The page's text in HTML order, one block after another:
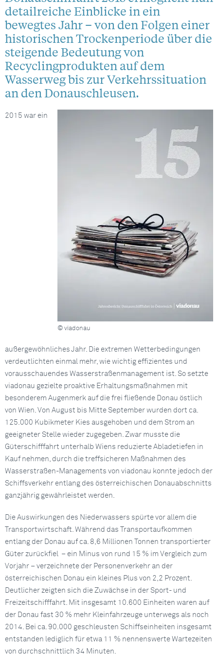
detailreiche Einblicke in ein
bewegtes Jahr – von den Folgen einer
historischen Trockenperiode über die
steigende Bedeutung von
Recyclingprodukten auf dem
Wasserweg bis zur Verkehrssituation
an den Donauschleusen.
© viadonau
2015 war ein
außergewöhnliches Jahr. Die extremen Wetterbedingungen
verdeutlichten einmal mehr, wie wichtig effizientes und
vorausschauendes Wasserstraßenmanagement ist. So setzte
viadonau gezielte proaktive Erhaltungsmaßnahmen mit
besonderem Augenmerk auf die frei fließende Donau östlich
von Wien. Von August bis Mitte September wurden dort ca.
125.000 Kubikmeter Kies ausgehoben und dem Strom an
geeigneter Stelle wieder zugegeben. Zwar musste die
Güterschifffahrt unterhalb Wiens reduzierte Abladetiefen in
Kauf nehmen, durch die treffsicheren Maßnahmen des
Wasserstraßen-Managements von viadonau konnte jedoch der
Schiffsverkehr entlang des österreichischen Donauabschnitts
ganzjährig gewährleistet werden.
Die Auswirkungen des Niederwassers spürte vor allem die
Transportwirtschaft. Während das Transportaufkommen
entlang der Donau auf ca. 8,6 Millionen Tonnen transportierter
Güter zurückfiel – ein Minus von rund 15 % im Vergleich zum
Vorjahr – verzeichnete der Personenverkehr an der
österreichischen Donau ein kleines Plus von 2,2 Prozent.
Deutlicher zeigten sich die Zuwächse in der Sport- und
Freizeitschifffahrt. Mit insgesamt 10.600 Einheiten waren auf
der Donau fast 30 % mehr Kleinfahrzeuge unterwegs als noch
2014. Bei ca. 90.000 geschleusten Schiffseinheiten insgesamt
entstanden lediglich für etwa 11 % nennenswerte Wartezeiten
von durchschnittlich 34 Minuten.